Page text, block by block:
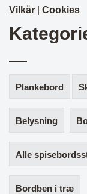
Vilkår Cookies
Plankebord
Belysning
Alle
Bordben i træ